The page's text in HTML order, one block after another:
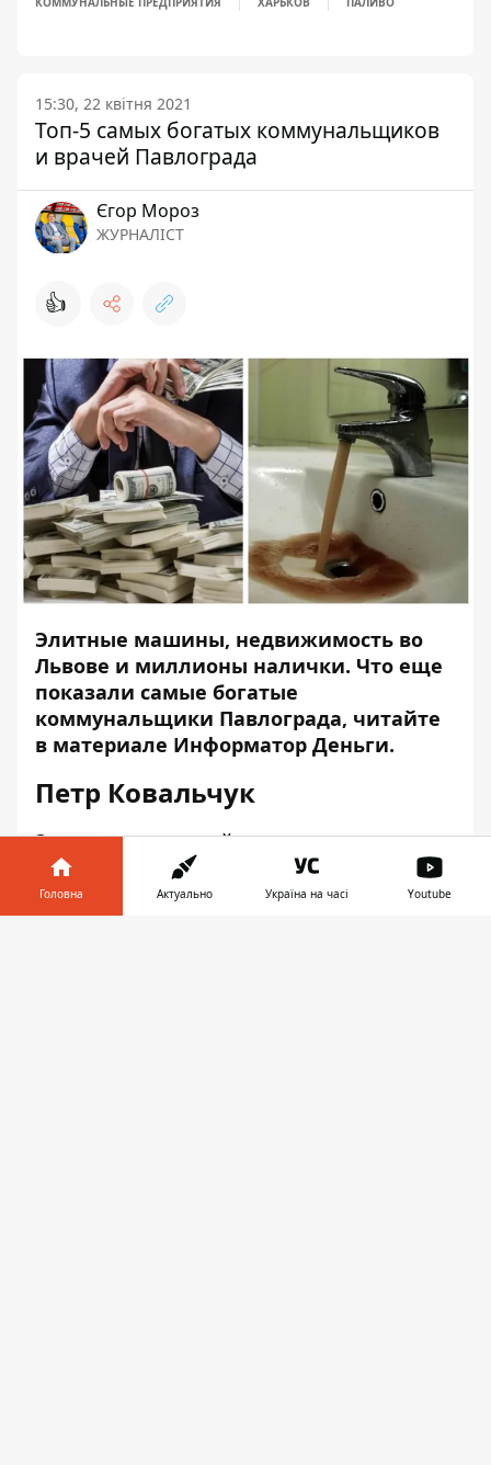
15:30, 22 квітня 2021
Топ-5 самых богатых коммунальщиков
и врачей Павлограда
Єгор Мороз
ЖУРНАЛІСТ
👍
Элитные машины, недвижимость во
Львове и миллионы налички. Что еще
показали самые богатые
коммунальщики Павлограда, читайте
в материале Информатор Деньги.
Петр Ковальчук
Золото в нашем рейтинге получил
директор Павлоградтеплоэнерго за счет
своих
активов –350 тыс. грн, 12 тыс.
долларов и 5 тыс. евро.
Головна Актуально Україна на часі Youtube